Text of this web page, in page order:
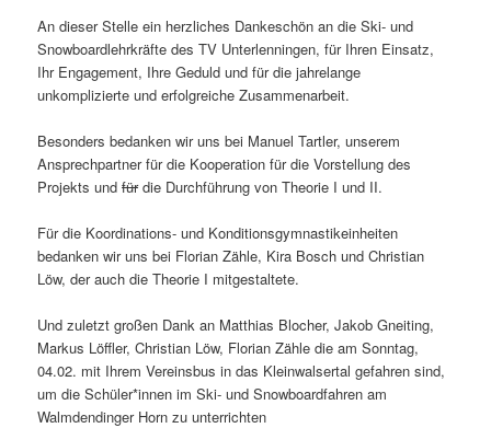
An dieser Stelle ein herzliches Dankeschön an die Ski- und
Snowboardlehrkräfte des TV Unterlenningen, für Ihren Einsatz,
Ihr Engagement, Ihre Geduld und für die jahrelange
unkomplizierte und erfolgreiche Zusammenarbeit.
Besonders bedanken wir uns bei Manuel Tartler, unserem
Ansprechpartner für die Kooperation für die Vorstellung des
Projekts undfürdie Durchführung von Theorie I und II.
Für die Koordinations- und Konditionsgymnastikeinheiten
bedanken wir uns bei Florian Zähle, Kira Bosch und Christian
Löw, der auch die Theorie I mitgestaltete.
Und zuletzt großen Dank an Matthias Blocher, Jakob Gneiting,
Markus Löffler, Christian Löw, Florian Zähle die am Sonntag,
04.02. mit Ihrem Vereinsbus in das Kleinwalsertal gefahren sind,
um die Schüler*innen im Ski- und Snowboardfahren am
Walmdendinger Horn zu unterrichten